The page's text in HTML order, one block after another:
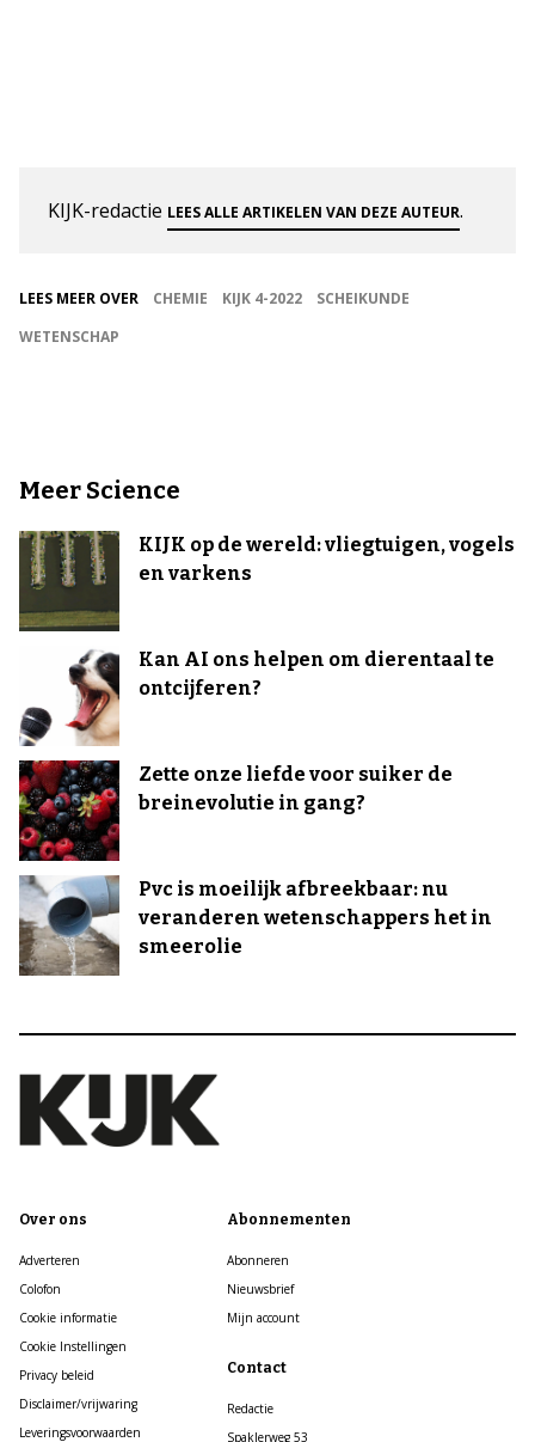
KIJK-redactie LEES ALLE ARTIKELEN VAN DEZE AUTEUR.
LEES MEER OVER CHEMIE KIJK 4-2022
SCHEIKUNDE
WETENSCHAP
Meer Science
KIJK op de wereld: vliegtuigen, vogels
en varkens
Kan AI ons helpen om dierentaal te
ontcijferen?
Zette onze liefde voor suiker de
breinevolutie in gang?
Pvc is moeilijk afbreekbaar: nu
veranderen wetenschappers het in
smeerolie
Over ons
Adverteren
Colofon
Cookie informatie
Cookie Instellingen
Privacy beleid
Disclaimer/vrijwaring
Leveringsvoorwaarden
Abonnementen
Abonneren
Nieuwsbrief
Mijn account
Contact
Redactie
Spaklerweg 53